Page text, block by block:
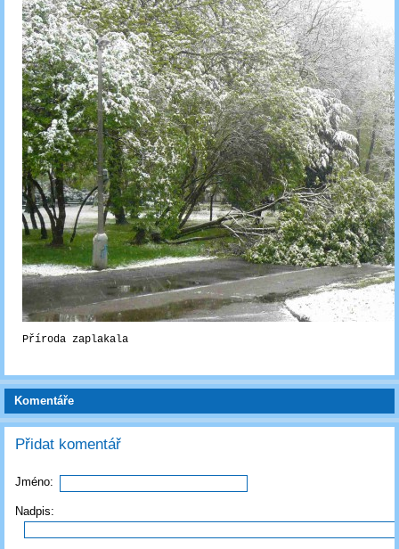
Příroda zaplakala
Komentáře
Přidat komentář
Jméno:
Nadpis: